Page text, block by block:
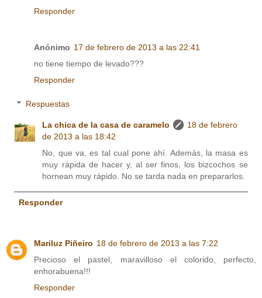
Responder
Anónimo 17 de febrero de 2013 a las 22:41
no tiene tiempo de levado???
Responder
Respuestas
La chica de la casa de caramelo
18 de febrero
de 2013 a las 18:42
No, que va, es tal cual pone ahí. Además, la masa es
muy rápida de hacer y, al ser finos, los bizcochos se
hornean muy rápido. No se tarda nada en prepararlos.
Responder
Mariluz Piñeiro 18 de febrero de 2013 a las 7:22
Precioso el pastel, maravilloso el colorido, perfecto,
enhorabuena!!!
Responder